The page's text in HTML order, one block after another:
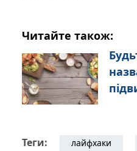
Читайте також:
Теги: лайфхаки